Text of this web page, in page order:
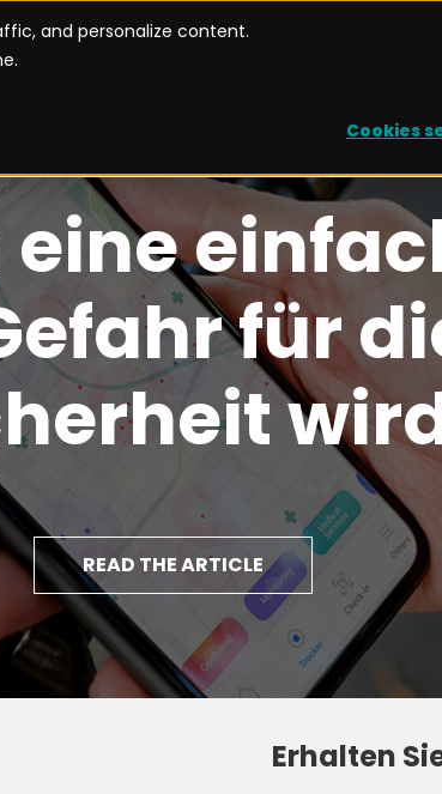
and personalize content.
Cookies
für
READ THE ARTICLE
Erhalten